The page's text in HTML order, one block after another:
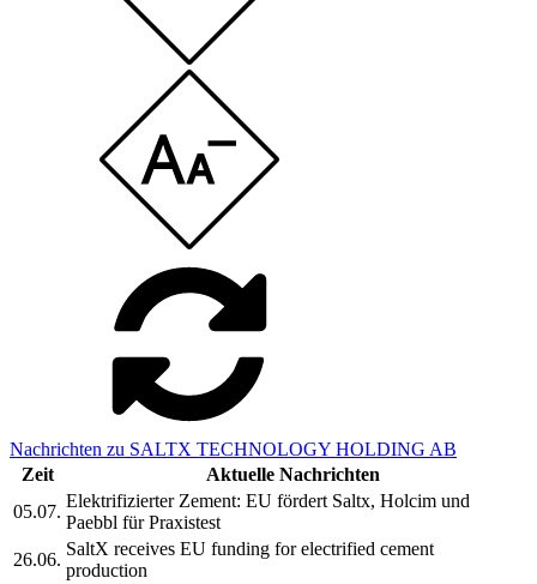
Nachrichten zu SALTX TECHNOLOGY HOLDING AB
Zeit
Aktuelle Nachrichten
05.07.
Elektrifizierter Zement: EU fördert Saltx, Holcim und
Paebbl für Praxistest
26.06.
SaltX receives EU funding for electrified cement
production